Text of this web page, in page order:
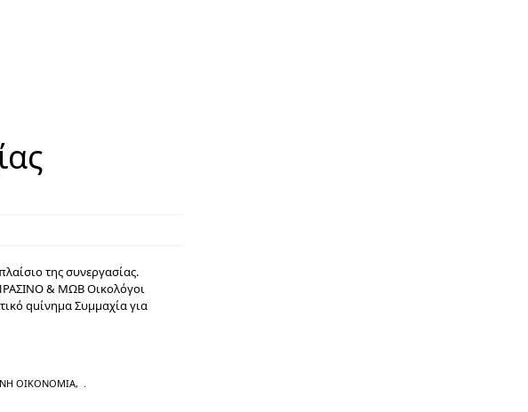
της συνεργασίας.
& ΜΩΒ Οικολόγοι
quίνημα Συμμαχία για
ΟΙΚΟΝΟΜΊΑ,